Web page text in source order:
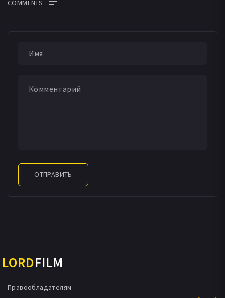
ОТПРАВИТЬ
LORDFILM
Правообладателям